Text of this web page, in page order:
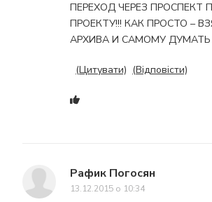
ПЕРЕХОД ЧЕРЕЗ ПРОСПЕКТ
ПРОЕКТУ!!! КАК ПРОСТО –
АРХИВА И САМОМУ ДУМАТЬ
(Цитувати) (Відповісти)
Рафик Погосян
13.12.2015 о 10:34